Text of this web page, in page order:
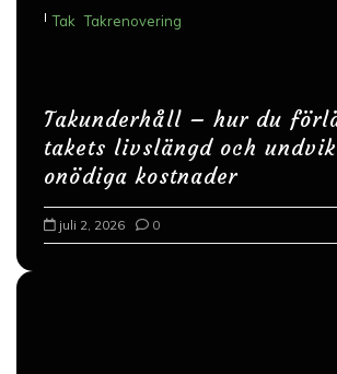
I Tak Takrenovering
Takunderhåll – hur du
takets livslängd och
onödiga kostnader
juli 2, 2026 0